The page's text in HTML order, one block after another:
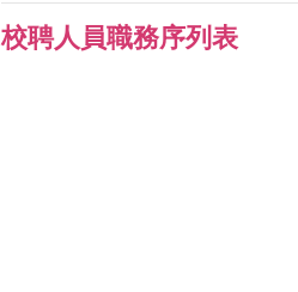
校聘人員職務序列表